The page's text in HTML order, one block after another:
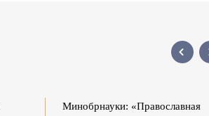
Минобрнауки: «Православная